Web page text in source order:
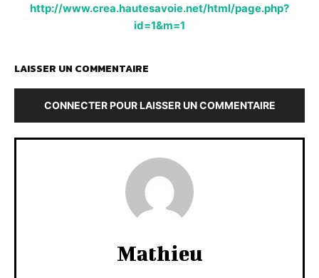
http://www.crea.hautesavoie.net/html/page.php?
id=1&m=1
LAISSER UN COMMENTAIRE
CONNECTER POUR LAISSER UN COMMENTAIRE
Mathieu